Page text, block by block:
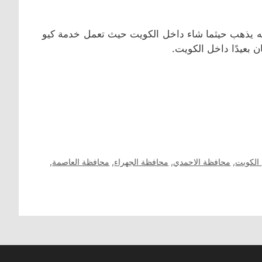
يذهب حيثما شاء داخل الكويت حيث تعمل خدمة كيو
بعيدًا داخل الكويت.
, محافظة الاحمدي, محافظة الجهراء, محافظة العاصمة,